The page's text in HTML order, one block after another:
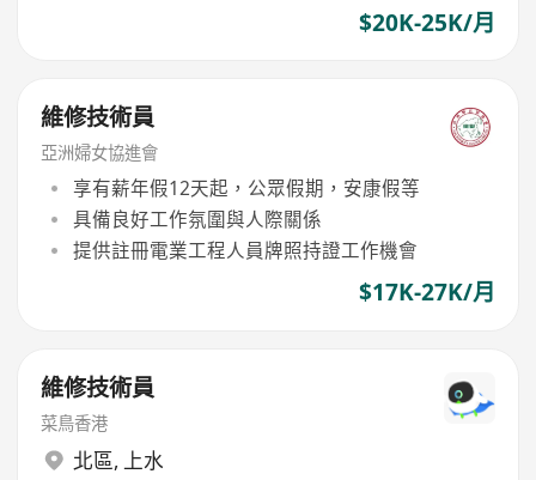
$20K-25K/月
維修技術員
亞洲婦女協進會
享有薪年假12天起，公眾假期，安康假等
具備良好工作氛圍與人際關係
提供註冊電業工程人員牌照持證工作機會
$17K-27K/月
維修技術員
菜鳥香港
北區, 上水